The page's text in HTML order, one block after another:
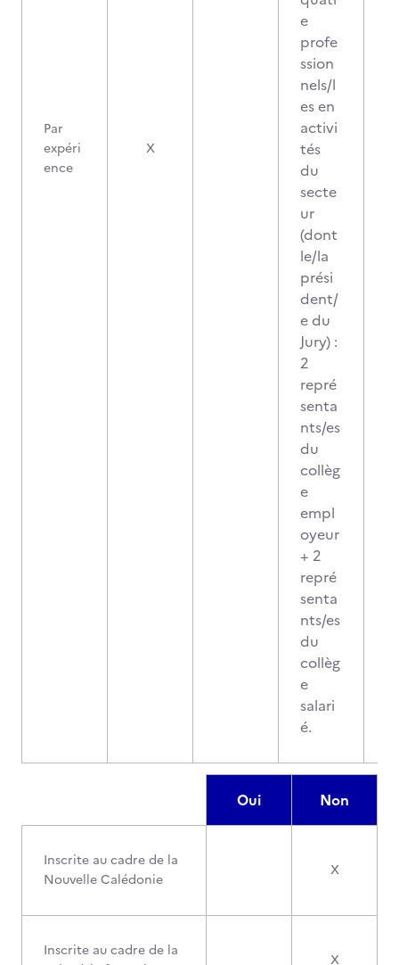
Par
expéri
ence
X
e
profe
ssion
nels/l
es en
activi
tés
du
secte
ur
(dont
le/la
prési
dent/
e du
Jury) :
2
repré
senta
nts/es
du
collèg
e
empl
oyeur
+ 2
repré
senta
nts/es
du
collèg
e
salari
é.
Oui Non
Inscrite au cadre de la
Nouvelle Calédonie
X
Inscrite au cadre de la
X